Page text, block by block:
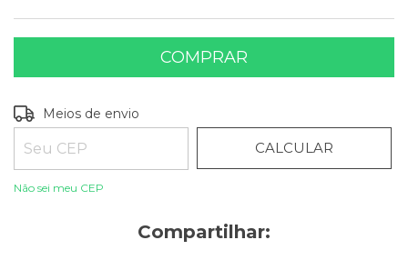
Entregas para o CEP:
Meios de envio
CALCULAR
Não sei meu CEP
Compartilhar: